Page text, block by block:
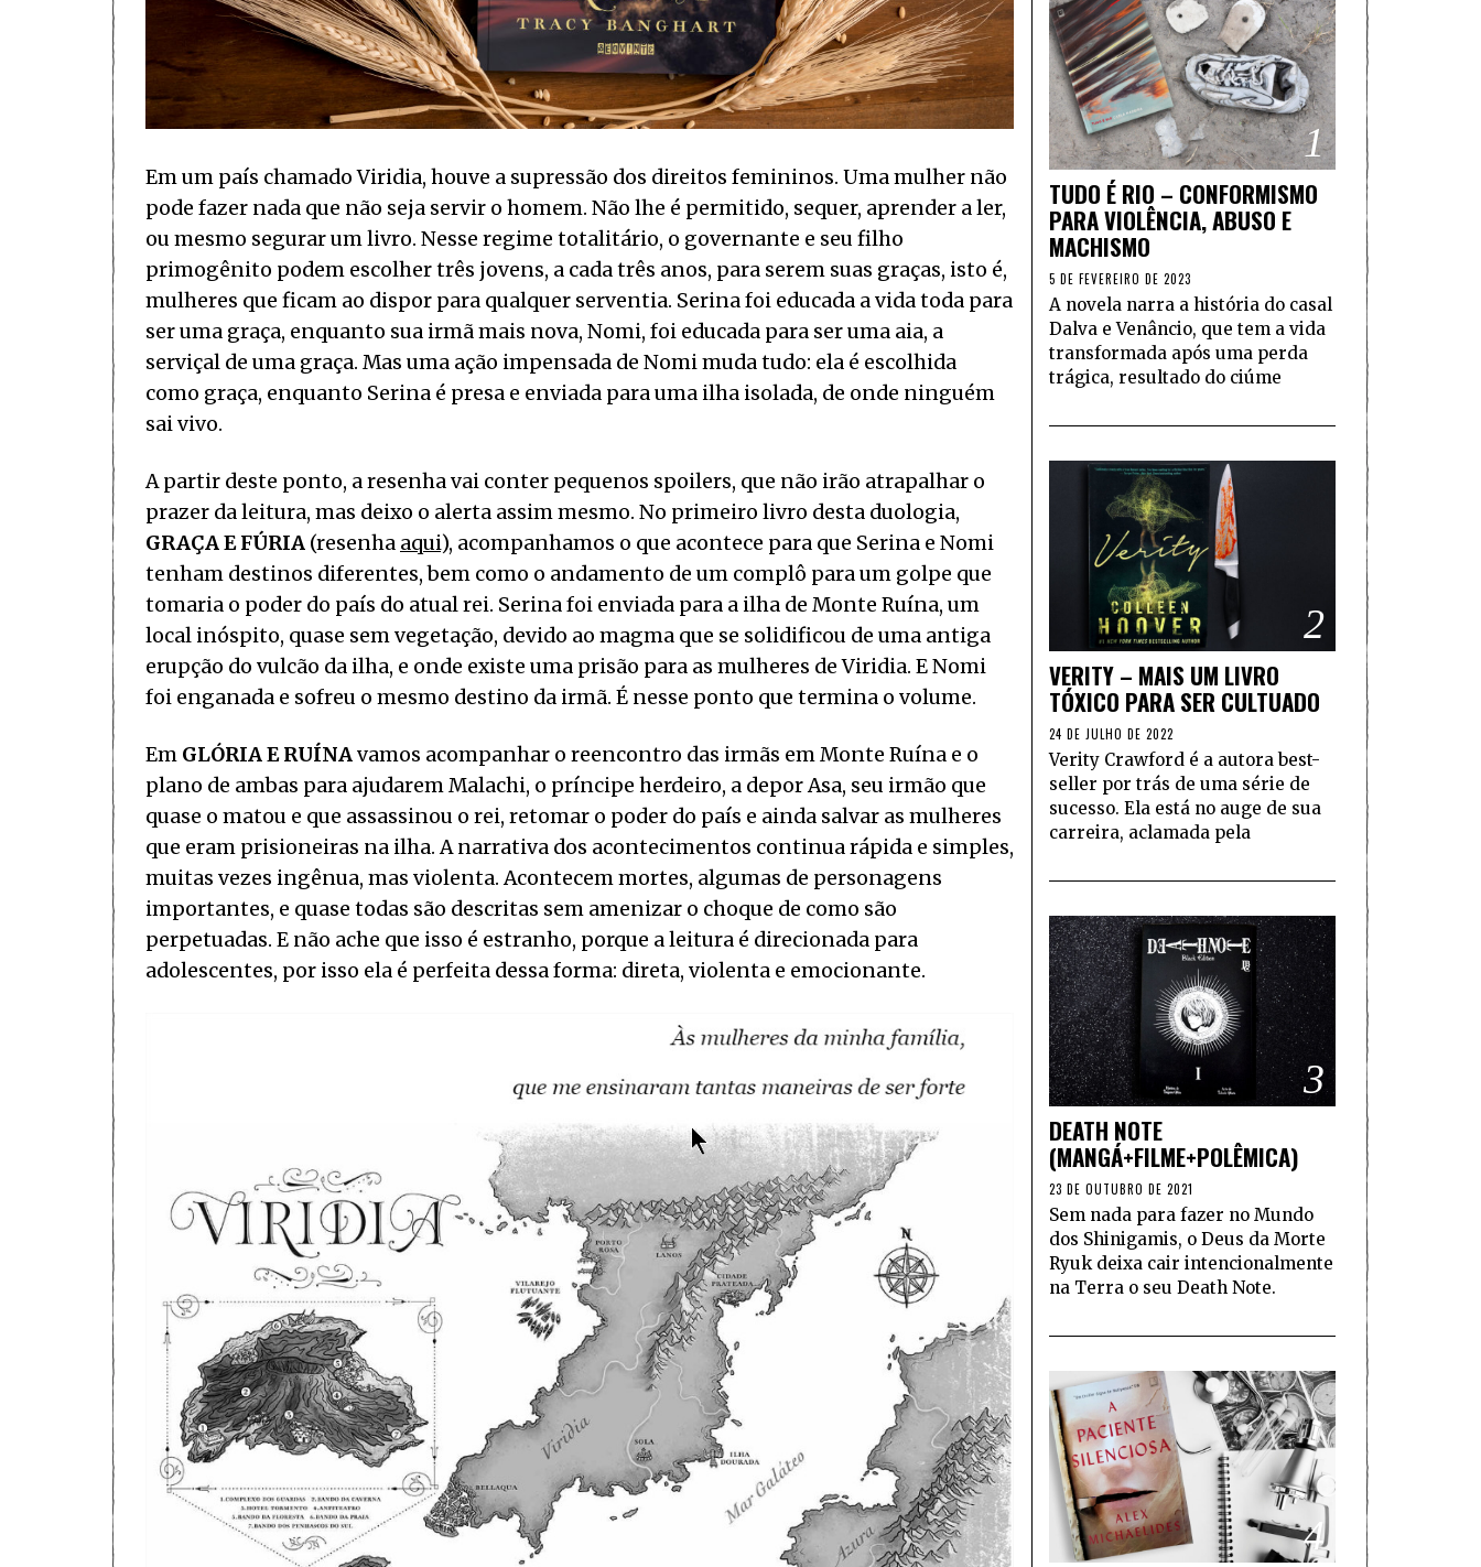
Em um país chamado Viridia, houve a supressão dos direitos femininos. Uma mulher não
pode fazer nada que não seja servir o homem. Não lhe é permitido, sequer, aprender a ler,
ou mesmo segurar um livro. Nesse regime totalitário, o governante e seu filho
primogênito podem escolher três jovens, a cada três anos, para serem suas graças, isto é,
mulheres que ficam ao dispor para qualquer serventia. Serina foi educada a vida toda para
ser uma graça, enquanto sua irmã mais nova, Nomi, foi educada para ser uma aia, a
serviçal de uma graça. Mas uma ação impensada de Nomi muda tudo: ela é escolhida
como graça, enquanto Serina é presa e enviada para uma ilha isolada, de onde ninguém
sai vivo.
A partir deste ponto, a resenha vai conter pequenos spoilers, que não irão atrapalhar o
prazer da leitura, mas deixo o alerta assim mesmo. No primeiro livro desta duologia,
GRAÇA E FÚRIA (resenha aqui), acompanhamos o que acontece para que Serina e Nomi
tenham destinos diferentes, bem como o andamento de um complô para um golpe que
tomaria o poder do país do atual rei. Serina foi enviada para a ilha de Monte Ruína, um
local inóspito, quase sem vegetação, devido ao magma que se solidificou de uma antiga
erupção do vulcão da ilha, e onde existe uma prisão para as mulheres de Viridia. E Nomi
foi enganada e sofreu o mesmo destino da irmã. É nesse ponto que termina o volume.
Em GLÓRIA E RUÍNAvamos acompanhar o reencontro das irmãs em Monte Ruína e o
plano de ambas para ajudarem Malachi, o príncipe herdeiro, a depor Asa, seu irmão que
quase o matou e que assassinou o rei, retomar o poder do país e ainda salvar as mulheres
que eram prisioneiras na ilha. A narrativa dos acontecimentos continua rápida e simples,
muitas vezes ingênua, mas violenta. Acontecem mortes, algumas de personagens
importantes, e quase todas são descritas sem amenizar o choque de como são
perpetuadas. E não ache que isso é estranho, porque a leitura é direcionada para
adolescentes, por isso ela é perfeita dessa forma: direta, violenta e emocionante.
1
TUDO É RIO – CONFORMISMO
PARA VIOLÊNCIA, ABUSO E
MACHISMO
5 DE FEVEREIRO DE 2023
A novela narra a história do casal
Dalva e Venâncio, que tem a vida
transformada após uma perda
trágica, resultado do ciúme
2
VERITY – MAIS UM LIVRO
TÓXICO PARA SER CULTUADO
24 DE JULHO DE 2022
Verity Crawford é a autora best-
seller por trás de uma série de
sucesso. Ela está no auge de sua
carreira, aclamada pela
3
DEATH NOTE
(MANGÁ+FILME+POLÊMICA)
23 DE OUTUBRO DE 2021
Sem nada para fazer no Mundo
dos Shinigamis, o Deus da Morte
Ryuk deixa cair intencionalmente
na Terra o seu Death Note.
4